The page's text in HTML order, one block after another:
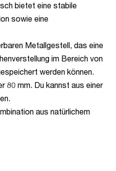
bietet eine stabile
sowie eine
Metallgestell, das eine
im Bereich von
werden können.
80 mm. Du kannst aus einer
aus natürlichem